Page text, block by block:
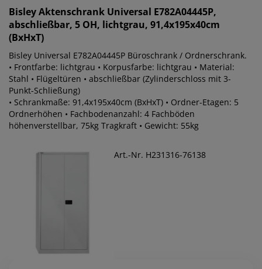
BisleyAktenschrank Universal E782A04445P,
abschließbar, 5 OH, lichtgrau, 91,4x195x40cm
(BxHxT)
Bisley Universal E782A04445P Büroschrank / Ordnerschrank.
• Frontfarbe: lichtgrau • Korpusfarbe: lichtgrau • Material:
Stahl • Flügeltüren • abschließbar (Zylinderschloss mit 3-
Punkt-Schließung)
• Schrankmaße: 91,4x195x40cm (BxHxT) • Ordner-Etagen: 5
Ordnerhöhen • Fachbodenanzahl: 4 Fachböden
höhenverstellbar, 75kg Tragkraft • Gewicht: 55kg
Art.-Nr. H231316-76138